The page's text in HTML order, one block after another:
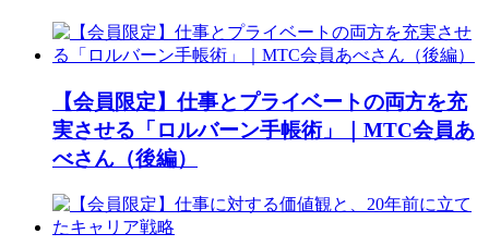
【会員限定】仕事とプライベートの両方を充
実させる「ロルバーン手帳術」｜MTC会員あ
べさん（後編）